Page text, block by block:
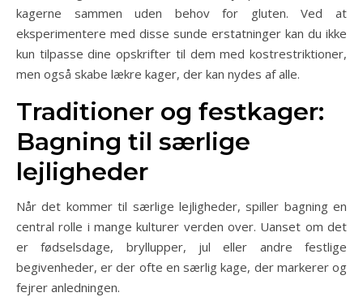
kagerne sammen uden behov for gluten. Ved at
eksperimentere med disse sunde erstatninger kan du ikke
kun tilpasse dine opskrifter til dem med kostrestriktioner,
men også skabe lækre kager, der kan nydes af alle.
Traditioner og festkager:
Bagning til særlige
lejligheder
Når det kommer til særlige lejligheder, spiller bagning en
central rolle i mange kulturer verden over. Uanset om det
er fødselsdage, bryllupper, jul eller andre festlige
begivenheder, er der ofte en særlig kage, der markerer og
fejrer anledningen.